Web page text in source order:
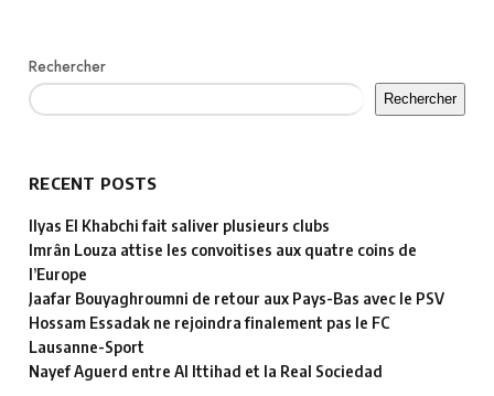
Rechercher
Rechercher
RECENT POSTS
Ilyas El Khabchi fait saliver plusieurs clubs
Imrân Louza attise les convoitises aux quatre coins de
l’Europe
Jaafar Bouyaghroumni de retour aux Pays-Bas avec le PSV
Hossam Essadak ne rejoindra finalement pas le FC
Lausanne-Sport
Nayef Aguerd entre Al Ittihad et la Real Sociedad